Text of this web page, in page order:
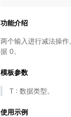
功能介绍
两个输入进行减法操
据 0。
模板参数
T : 数据类型。
使用示例